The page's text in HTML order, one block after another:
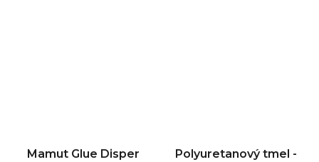
Mamut Glue Disper
Polyuretanový tmel -